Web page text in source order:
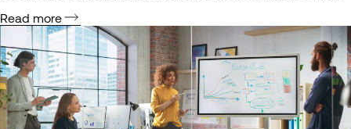
correspondant à ses compétences. Contrairement à la
formation classique, qui vise à développer de…
Read more